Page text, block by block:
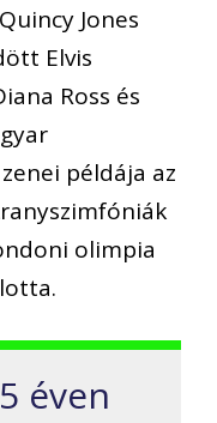
Jones
Elvis
Ross és
példája az
olimpia
éven